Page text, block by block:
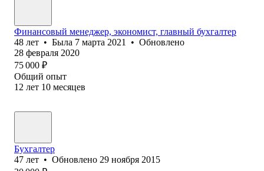
Финансовый менеджер, экономист, главный бухгалтер
48 лет • Была 7 марта 2021 • Обновлено
28 февраля 2020
75 000 ₽
Общий опыт
12 лет 10 месяцев
Бухгалтер
47 лет • Обновлено 29 ноября 2015